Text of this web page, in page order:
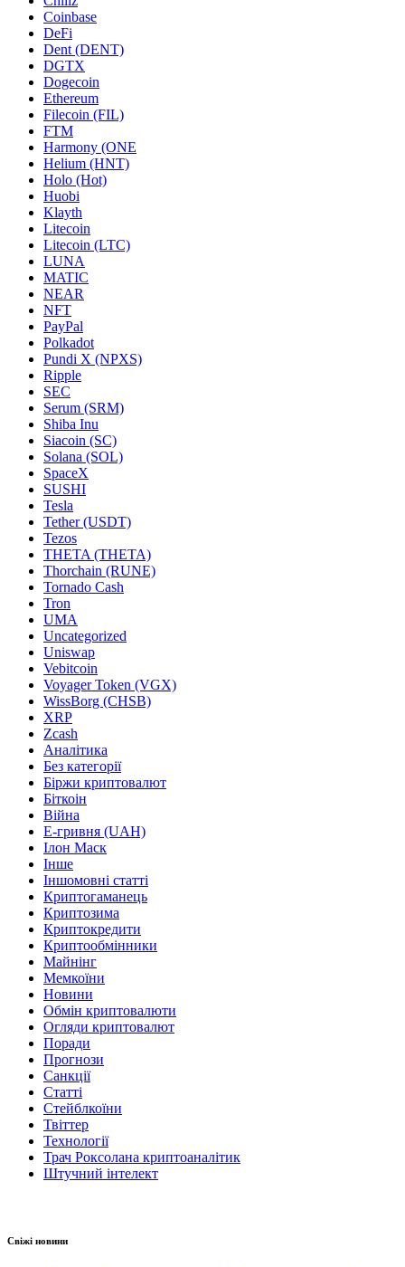
Coinbase
DeFi
Dent (DENT)
DGTX
Dogecoin
Ethereum
Filecoin (FIL)
FTM
Harmony (ONE
Helium (HNT)
Holo (Hot)
Huobi
Klayth
Litecoin
Litecoin (LTC)
LUNA
MATIC
NEAR
NFT
PayPal
Polkadot
Pundi X (NPXS)
Ripple
SEC
Serum (SRM)
Shiba Inu
Siacoin (SC)
Solana (SOL)
SpaceX
SUSHI
Tesla
Tether (USDT)
Tezos
THETA (THETA)
Thorchain (RUNE)
Tornado Cash
Tron
UMA
Uncategorized
Uniswap
Vebitcoin
Voyager Token (VGX)
WissBorg (CHSB)
XRP
Zcash
Аналітика
Без категорії
Біржи криптовалют
Біткоін
Війна
Е-гривня (UAH)
Ілон Маск
Інше
Іншомовні статті
Криптогаманець
Криптозима
Криптокредити
Криптообмінники
Майнінг
Мемкоїни
Новини
Обмін криптовалюти
Огляди криптовалют
Поради
Прогнози
Санкції
Статті
Стейблкоїни
Твіттер
Технології
Трач Роксолана криптоаналітик
Штучний інтелект
Свіжі новини